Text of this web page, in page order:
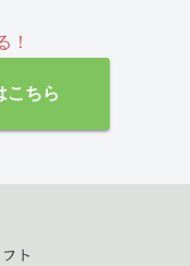
！
こちら